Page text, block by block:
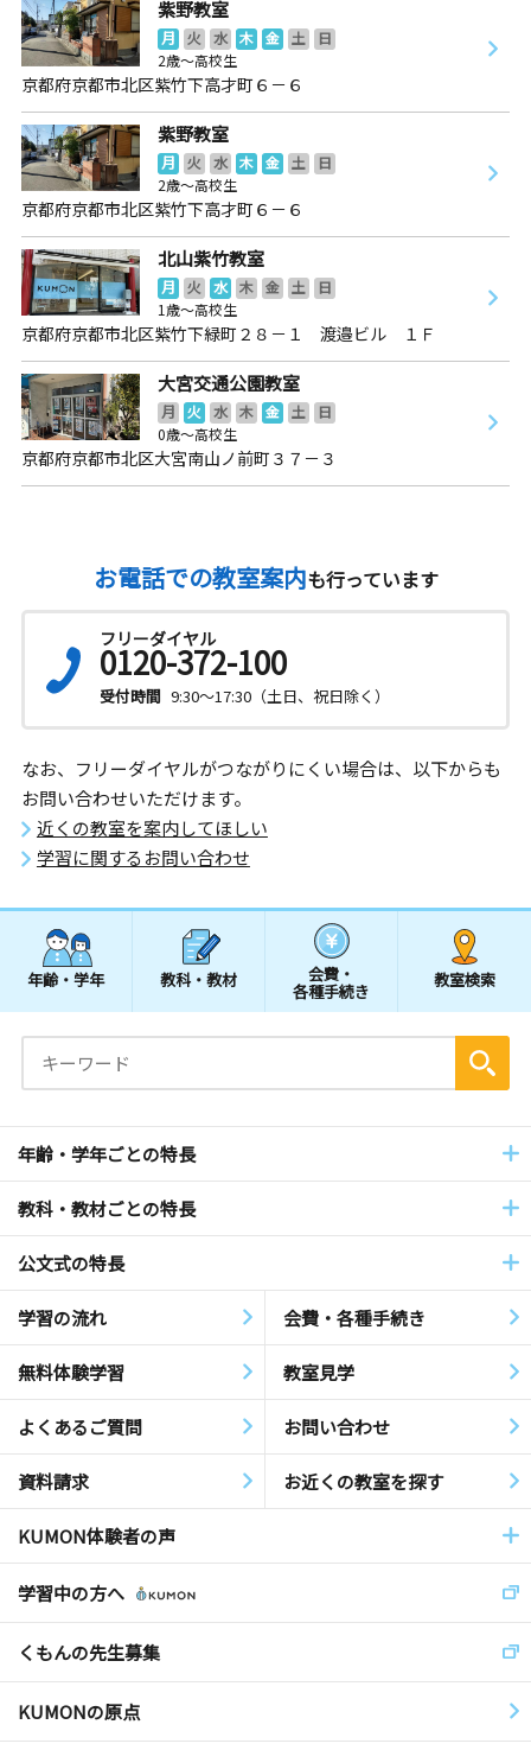
紫野教室
月 火 水 木 金 土
日
2歳～高校生
京都府京都市北区紫竹下高才町６－６
紫野教室
月 火 水 木 金 土
日
2歳～高校生
京都府京都市北区紫竹下高才町６－６
北山紫竹教室
月 火 水 木 金 土
日
1歳～高校生
京都府京都市北区紫竹下緑町２８－１ 渡邉ビル １Ｆ
大宮交通公園教室
月 火 水 木 金 土
日
0歳～高校生
京都府京都市北区大宮南山ノ前町３７－３
お電話での教室案内も行っています
フリーダイヤル
0120-372-100
受付時間 9:30～17:30（土日、祝日除く）
なお、フリーダイヤルがつながりにくい場合は、以下からも
お問い合わせいただけます。
近くの教室を案内してほしい
学習に関するお問い合わせ
年齢・学年 教科・教材 会費・
各種手続き
教室検索
年齢・学年ごとの特長
教科・教材ごとの特長
公文式の特長
学習の流れ 会費・各種手続き
無料体験学習 教室見学
よくあるご質問 お問い合わせ
資料請求 お近くの教室を探す
KUMON体験者の声
学習中の方へ
くもんの先生募集
KUMONの原点